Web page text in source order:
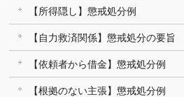
【所得隠し】懲戒処分例
【自力救済関係】懲戒処分の要旨
【依頼者から借金】懲戒処分例
【根拠のない主張】懲戒処分例